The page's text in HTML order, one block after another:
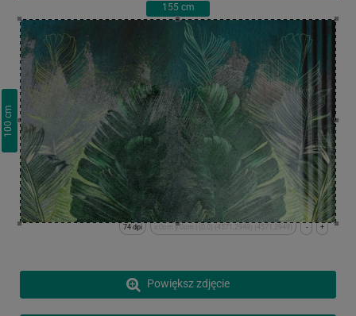
155cm
100
cm
+
-
x:0cm y:0cm | (0,0) (4571,2949) (4571,2949)
74 dpi
Powiększ zdjęcie